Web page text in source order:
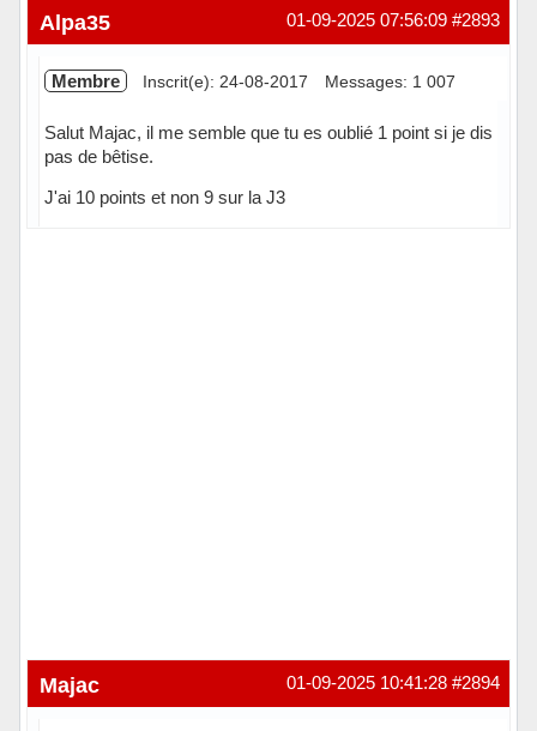
Hors ligne #2893
01-09-2025 07:56:09
Alpa35
Membre Inscrit(e): 24-08-2017 Messages: 1 007
Salut Majac, il me semble que tu es oublié 1 point si je dis
pas de bêtise.
J'ai 10 points et non 9 sur la J3
#2894
01-09-2025 10:41:28
Majac